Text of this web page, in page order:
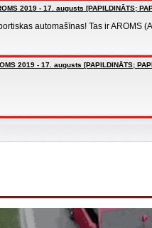
2019 - 17. augusts [PAPILDINĀTS;
automašīnas! Tas ir AROMS
2019 - 17. augusts [PAPILDINĀTS;